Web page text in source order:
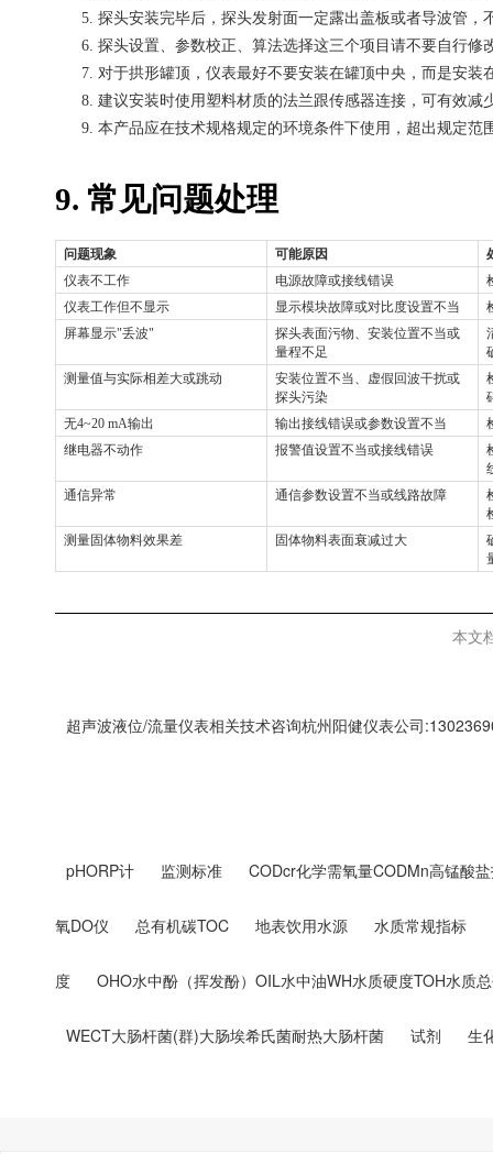
5. 探头安装完毕后，探头发射面一定露出盖板或者导波管，
6. 探头设置、参数校正、算法选择这三个项目请不要自行修
7. 对于拱形罐顶，仪表最好不要安装在罐顶中央，而是安装
8. 建议安装时使用塑料材质的法兰跟传感器连接，可有效减
9. 本产品应在技术规格规定的环境条件下使用，超出规定范
9. 常见问题处理
问题现象 可能原因
仪表不工作
电源故障或接线错误
仪表工作但不显示
显示模块故障或对比度设置不当
屏幕显示"丢波"
探头表面污物、安装位置不当或
量程不足
测量值与实际相差大或跳动
安装位置不当、虚假回波干扰或
探头污染
无4~20 mA输出 输出接线错误或参数设置不当
继电器不动作
报警值设置不当或接线错误
通信异常
通信参数设置不当或线路故障
测量固体物料效果差
固体物料表面衰减过大
本文
超声波液位/流量仪表相关技术咨询杭州阳健仪表公司
pHORP计 监测标准 CODcr化学需氧量CODMn高锰酸
氧DO仪 总有机碳TOC 地表饮用水源 水质常规指标
度 OHO水中酚（挥发酚）OIL水中油WH水质硬度TOH水质
WECT大肠杆菌(群)大肠埃希氏菌耐热大肠杆菌 试剂 生